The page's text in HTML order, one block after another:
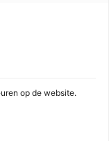
op de website.